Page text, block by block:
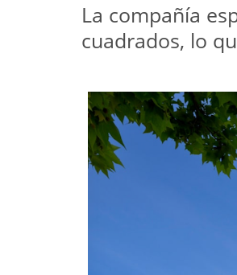
La compañía
cuadrados, lo